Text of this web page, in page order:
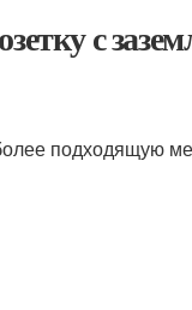
с
подходящую